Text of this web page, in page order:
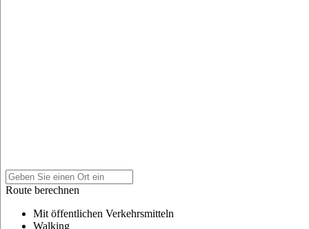
Route berechnen
Mit öffentlichen Verkehrsmitteln
Walking